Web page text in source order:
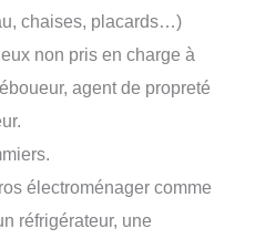
chaises, placards…)
non pris en charge à
agent de propreté
électroménager comme
réfrigérateur, une